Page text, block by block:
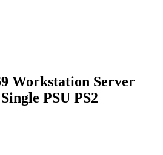
Workstation Server
PSU PS2